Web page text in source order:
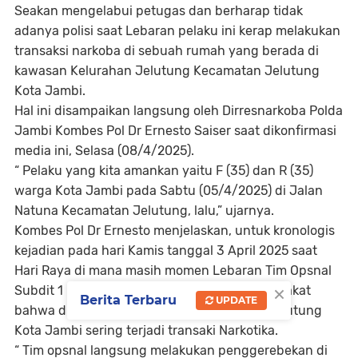
Seakan mengelabui petugas dan berharap tidak
adanya polisi saat Lebaran pelaku ini kerap melakukan
transaksi narkoba di sebuah rumah yang berada di
kawasan Kelurahan Jelutung Kecamatan Jelutung
Kota Jambi.
Hal ini disampaikan langsung oleh Dirresnarkoba Polda
Jambi Kombes Pol Dr Ernesto Saiser saat dikonfirmasi
media ini, Selasa (08/4/2025).
“ Pelaku yang kita amankan yaitu F (35) dan R (35)
warga Kota Jambi pada Sabtu (05/4/2025) di Jalan
Natuna Kecamatan Jelutung, lalu,” ujarnya.
Kombes Pol Dr Ernesto menjelaskan, untuk kronologis
kejadian pada hari Kamis tanggal 3 April 2025 saat
Hari Raya di mana masih momen Lebaran Tim Opsnal
Subdit 1 mendapatkan informasi dari masyarakat
bahwa di Kelurahan Jelutung Kecamatan Jelutung
Kota Jambi sering terjadi transaki Narkotika.
“ Tim opsnal langsung melakukan penggerebekan di
×
Berita Terbaru UPDATE